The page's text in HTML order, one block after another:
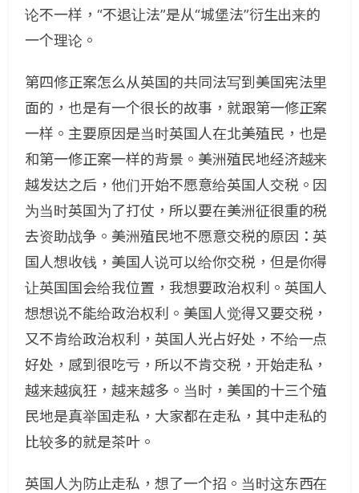
论不一样，“不退让法”是从“城堡法”衍生出来的
一个理论。
第四修正案怎么从英国的共同法写到美国宪法里
面的，也是有一个很长的故事，就跟第一修正案
一样。主要原因是当时英国人在北美殖民，也是
和第一修正案一样的背景。美洲殖民地经济越来
越发达之后，他们开始不愿意给英国人交税。因
为当时英国为了打仗，所以要在美洲征很重的税
去资助战争。美洲殖民地不愿意交税的原因：英
国人想收钱，美国人说可以给你交税，但是你得
让英国国会给我位置，我想要政治权利。英国人
想想说不能给政治权利。美国人觉得又要交税，
又不肯给政治权利，英国人光占好处，不给一点
好处，感到很吃亏，所以不肯交税，开始走私，
越来越疯狂，越来越多。当时，美国的十三个殖
民地是真举国走私，大家都在走私，其中走私的
比较多的就是茶叶。
英国人为防止走私，想了一个招。当时这东西在